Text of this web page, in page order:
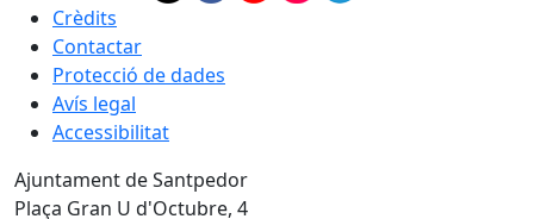
Crèdits
Contactar
Protecció de dades
Avís legal
Accessibilitat
Ajuntament de Santpedor
Plaça Gran U d'Octubre, 4